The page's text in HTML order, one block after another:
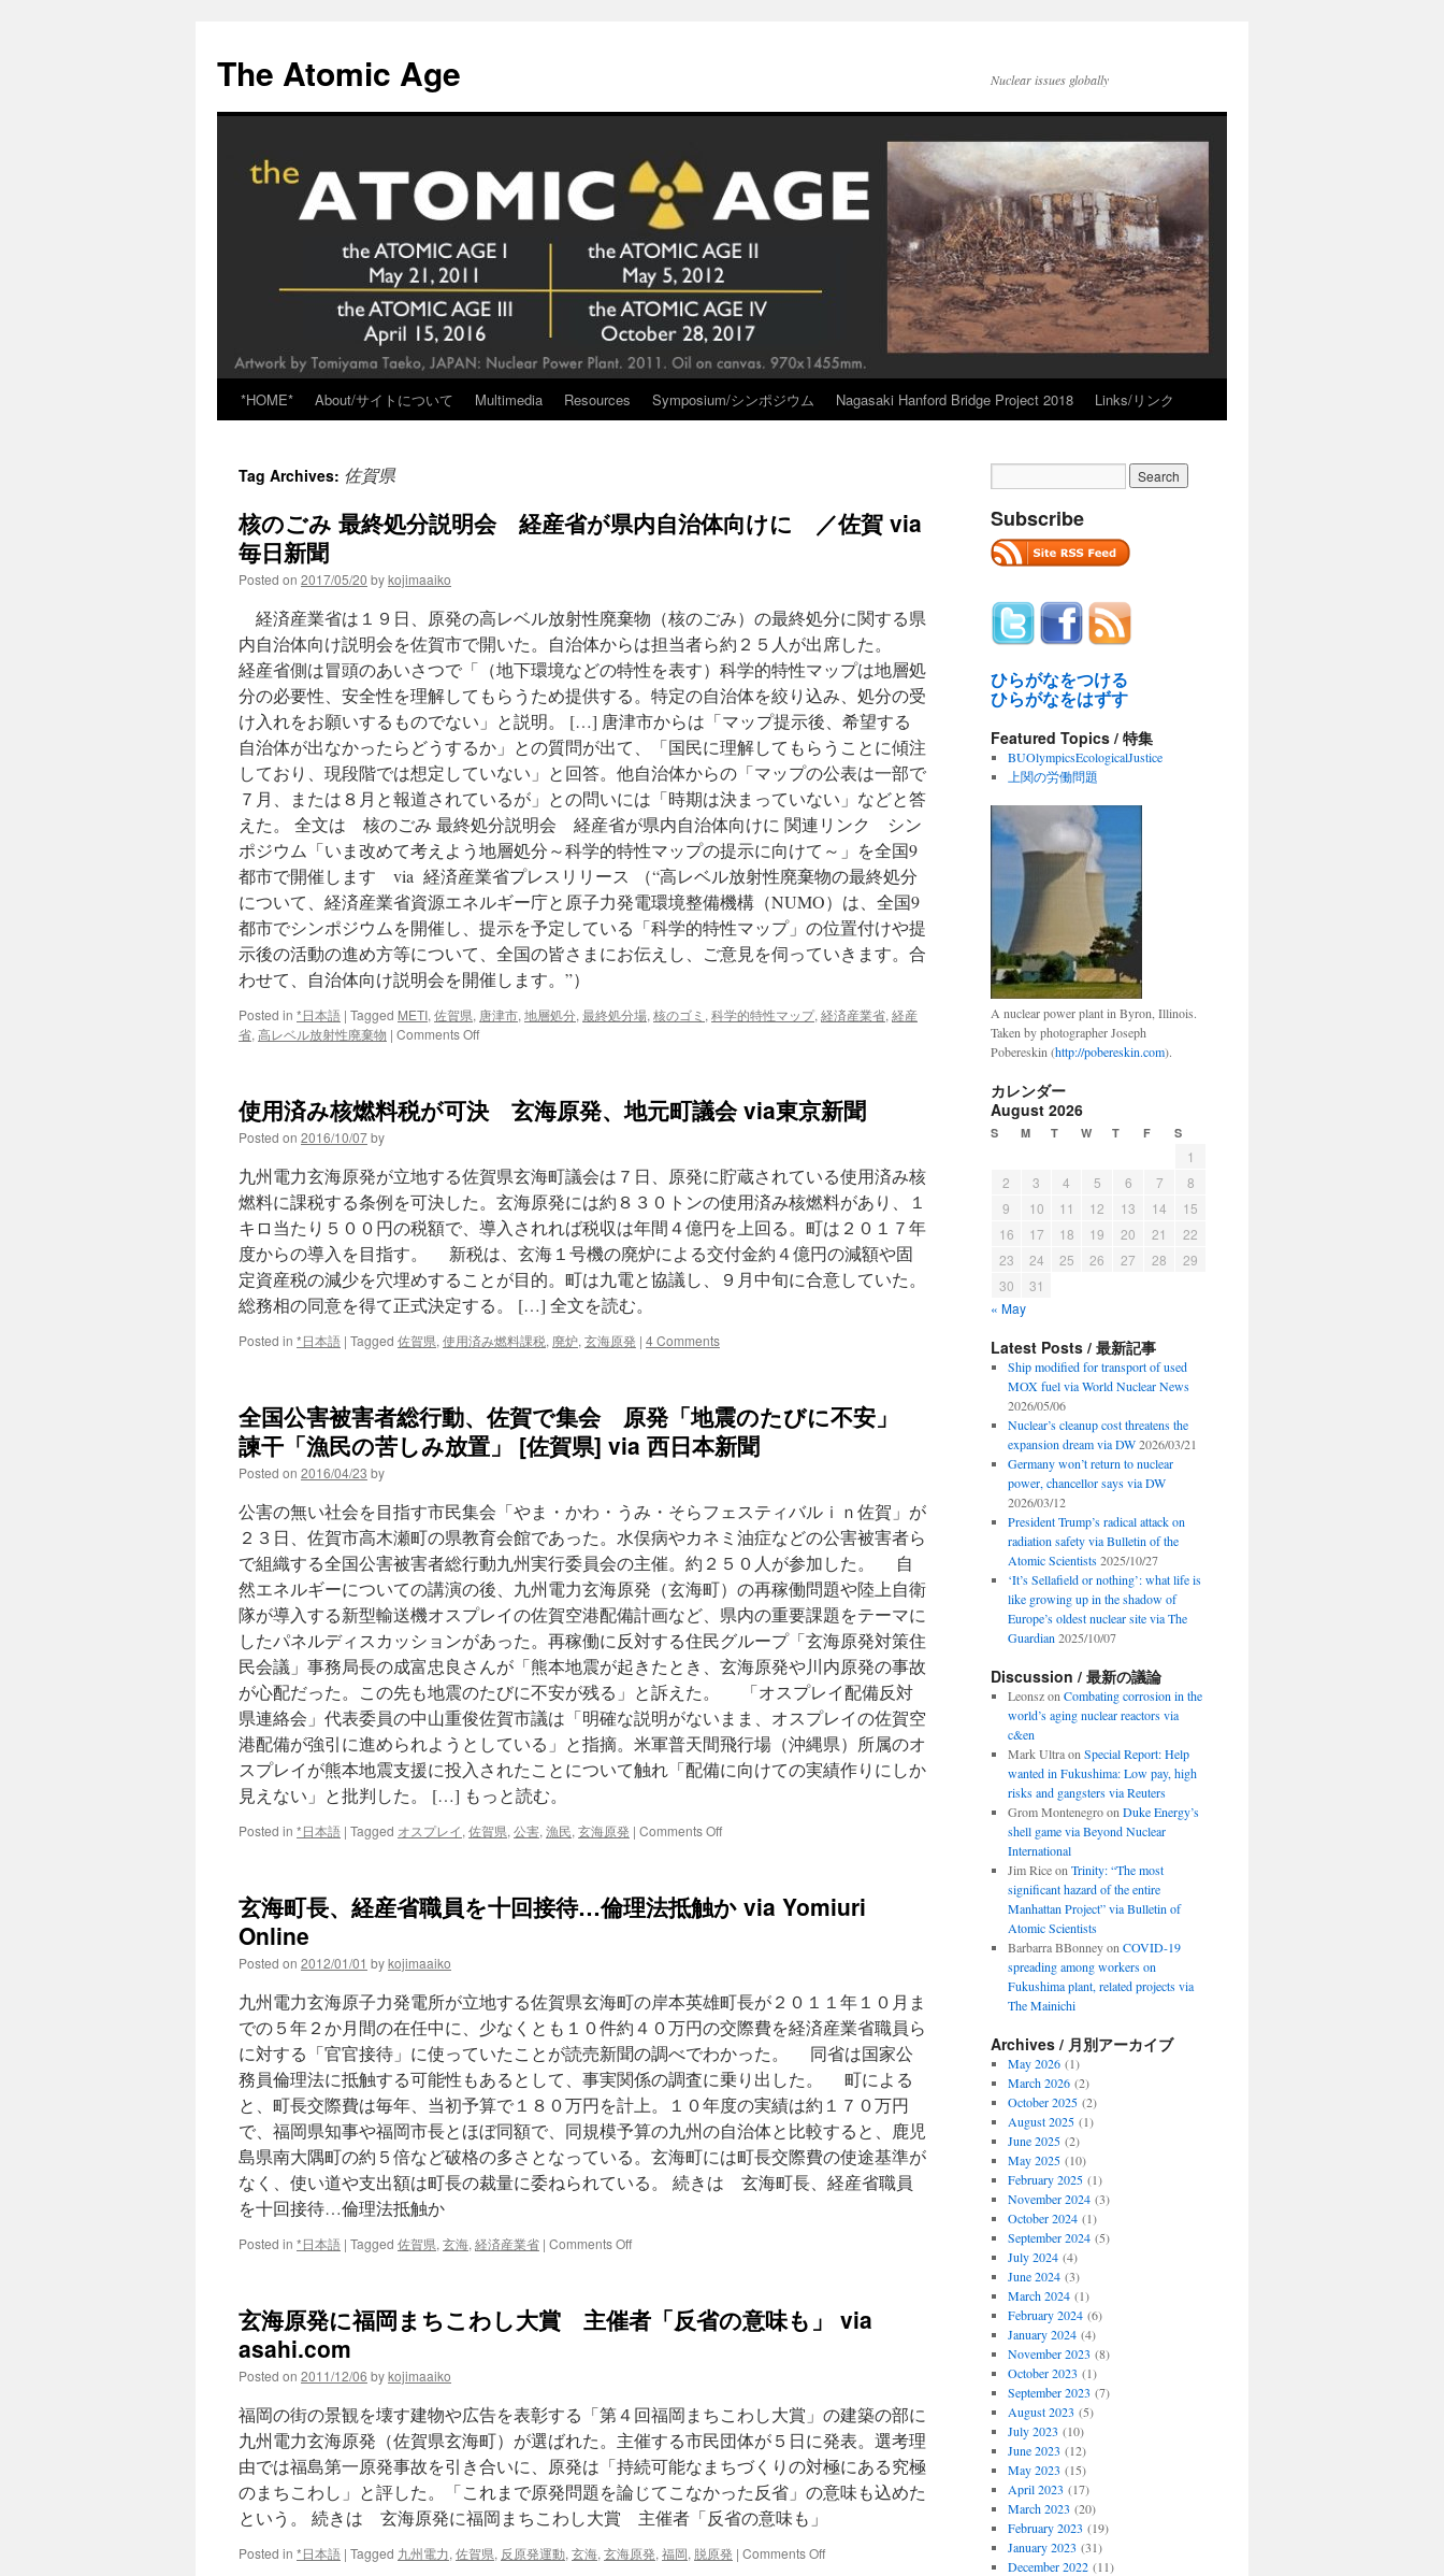
content
The Atomic Age Nuclear issues globally
*HOME* About/サイトについて Multimedia Resources Symposium/シンポジウム Nagasaki Hanford Bridge Project 2018 Links/リンク
Tag Archives: 佐賀県
核のごみ 最終処分説明会 経産省が県内自治体向けに ／佐賀 via
毎日新聞
Posted on 2017/05/20 bykojimaaiko
経済産業省は１９日、原発の高レベル放射性廃棄物（核のごみ）の最終処分に関する県
内自治体向け説明会を佐賀市で開いた。自治体からは担当者ら約２５人が出席した。
経産省側は冒頭のあいさつで「（地下環境などの特性を表す）科学的特性マップは地層処
分の必要性、安全性を理解してもらうため提供する。特定の自治体を絞り込み、処分の受
け入れをお願いするものでない」と説明。 […] 唐津市からは「マップ提示後、希望する
自治体が出なかったらどうするか」との質問が出て、「国民に理解してもらうことに傾注
しており、現段階では想定していない」と回答。他自治体からの「マップの公表は一部で
７月、または８月と報道されているが」との問いには「時期は決まっていない」などと答
えた。 全文は 核のごみ 最終処分説明会 経産省が県内自治体向けに 関連リンク シン
ポジウム「いま改めて考えよう地層処分～科学的特性マップの提示に向けて～」を全国9
都市で開催します via 経済産業省プレスリリース （“高レベル放射性廃棄物の最終処分
について、経済産業省資源エネルギー庁と原子力発電環境整備機構（NUMO）は、全国9
都市でシンポジウムを開催し、提示を予定している「科学的特性マップ」の位置付けや提
示後の活動の進め方等について、全国の皆さまにお伝えし、ご意見を伺っていきます。合
わせて、自治体向け説明会を開催します。”）
Posted in *日本語 | Tagged METI, 佐賀県, 唐津市, 地層処分, 最終処分場, 核のゴミ , 科学的特性マップ, 経済産業省, 経産
省, 高レベル放射性廃棄物 | Comments Offon
み
処
分
説
明
会
経
産
省
県
体
向
け
佐
賀
via
毎
日
新
聞
使用済み核燃料税が可決 玄海原発、地元町議会 via東京新聞
Posted on 2016/10/07by
九州電力玄海原発が立地する佐賀県玄海町議会は７日、原発に貯蔵されている使用済み核
燃料に課税する条例を可決した。玄海原発には約８３０トンの使用済み核燃料があり、１
キロ当たり５００円の税額で、導入されれば税収は年間４億円を上回る。町は２０１７年
度からの導入を目指す。 新税は、玄海１号機の廃炉による交付金約４億円の減額や固
定資産税の減少を穴埋めすることが目的。町は九電と協議し、９月中旬に合意していた。
総務相の同意を得て正式決定する。 […] 全文を読む。
Posted in *日本語 | Tagged 佐賀県, 使用済み燃料課税, 廃炉, 玄海原発 | 4 Comments
全国公害被害者総行動、佐賀で集会 原発「地震のたびに不安」
諫干「漁民の苦しみ放置」 [佐賀県] via 西日本新聞
Posted on 2016/04/23 by
公害の無い社会を目指す市民集会「やま・かわ・うみ・そらフェスティバルｉｎ佐賀」が
２３日、佐賀市高木瀬町の県教育会館であった。水俣病やカネミ油症などの公害被害者ら
で組織する全国公害被害者総行動九州実行委員会の主催。約２５０人が参加した。 自
然エネルギーについての講演の後、九州電力玄海原発（玄海町）の再稼働問題や陸上自衛
隊が導入する新型輸送機オスプレイの佐賀空港配備計画など、県内の重要課題をテーマに
したパネルディスカッションがあった。再稼働に反対する住民グループ「玄海原発対策住
民会議」事務局長の成富忠良さんが「熊本地震が起きたとき、玄海原発や川内原発の事故
が心配だった。この先も地震のたびに不安が残る」と訴えた。 「オスプレイ配備反対
県連絡会」代表委員の中山重俊佐賀市議は「明確な説明がないまま、オスプレイの佐賀空
港配備が強引に進められようとしている」と指摘。米軍普天間飛行場（沖縄県）所属のオ
スプレイが熊本地震支援に投入されたことについて触れ「配備に向けての実績作りにしか
見えない」と批判した。 […] もっと読む。
Posted in *日本語 | Tagged オスプレイ, 佐賀県, 公害, 漁民, 玄海原発 | Comments Offon
害
行
動、
佐
賀
で
集
会
原
発
「地
安」
諫
の
苦
し
み
放
置」
[佐
賀
県]
玄海町長、経産省職員を十回接待…倫理法抵触か via Yomiuri
Online
Posted on 2012/01/01 bykojimaaiko
九州電力玄海原子力発電所が立地する佐賀県玄海町の岸本英雄町長が２０１１年１０月ま
での５年２か月間の在任中に、少なくとも１０件約４０万円の交際費を経済産業省職員ら
に対する「官官接待」に使っていたことが読売新聞の調べでわかった。 同省は国家公
務員倫理法に抵触する可能性もあるとして、事実関係の調査に乗り出した。 町による
と、町長交際費は毎年、当初予算で１８０万円を計上。１０年度の実績は約１７０万円
で、福岡県知事や福岡市長とほぼ同額で、同規模予算の九州の自治体と比較すると、鹿児
島県南大隅町の約５倍など破格の多さとなっている。玄海町には町長交際費の使途基準が
なく、使い道や支出額は町長の裁量に委ねられている。 続きは 玄海町長、経産省職員
を十回接待…倫理法抵触か
Posted in *日本語 | Tagged 佐賀県, 玄海, 経済産業省 | Comments Offon
長、
員
を
十
回
接
待…
理
玄海原発に福岡まちこわし大賞 主催者「反省の意味も」 via
asahi.com
Posted on 2011/12/06 bykojimaaiko
福岡の街の景観を壊す建物や広告を表彰する「第４回福岡まちこわし大賞」の建築の部に
九州電力玄海原発（佐賀県玄海町）が選ばれた。主催する市民団体が５日に発表。選考理
由では福島第一原発事故を引き合いに、原発は「持続可能なまちづくりの対極にある究極
のまちこわし」と評した。「これまで原発問題を論じてこなかった反省」の意味も込めた
という。 続きは 玄海原発に福岡まちこわし大賞 主催者「反省の意味も」
Posted in *日本語 | Tagged 九州電力, 佐賀県, 反原発運動, 玄海, 玄海原発, 福岡, 脱原発 | Comments Offon
Subscribe
ひらがなをつける
ひらがなをはずす
Featured Topics / 特集
BUOlympicsEcologicalJustice
上関の労働問題
A nuclear power plant in Byron, Illinois.
Taken by photographer Joseph
Pobereskin (http://pobereskin.com).
カレンダー
August 2026
S M T W T F S
1
2
3 4 5 6 7
8
9
10 11 12 13 14
15
16
17 18 19 20 21
22
23
24 25 26 27 28
29
30
31
« May
Latest Posts / 最新記事
Ship modified for transport of used
MOX fuel via World Nuclear News
2026/05/06
Nuclear’s cleanup cost threatens the
expansion dream via DW 2026/03/21
Germany won’t return to nuclear
power, chancellor says via DW
2026/03/12
President Trump’s radical attack on
radiation safety via Bulletin of the
Atomic Scientists 2025/10/27
‘It’s Sellafield or nothing’: what life is
like growing up in the shadow of
Europe’s oldest nuclear site via The
Guardian 2025/10/07
Discussion / 最新の議論
Leonszon Combating corrosion in the
world’s aging nuclear reactors via
c&en
Mark Ultraon Special Report: Help
wanted in Fukushima: Low pay, high
risks and gangsters via Reuters
Grom Montenegroon Duke Energy’s
shell game via Beyond Nuclear
International
Jim Riceon Trinity: “The most
significant hazard of the entire
Manhattan Project” via Bulletin of
Atomic Scientists
Barbarra BBonneyon COVID-19
spreading among workers on
Fukushima plant, related projects via
The Mainichi
Archives / 月別アーカイブ
May 2026(1)
March 2026(2)
October 2025(2)
August 2025(1)
June 2025(2)
May 2025(10)
February 2025(1)
November 2024(3)
October 2024(1)
September 2024(5)
July 2024(4)
June 2024(3)
March 2024(1)
February 2024(6)
January 2024(4)
November 2023 (8)
October 2023 (1)
September 2023 (7)
August 2023 (5)
July 2023 (10)
June 2023 (12)
May 2023 (15)
April 2023 (17)
March 2023 (20)
February 2023 (19)
January 2023 (31)
December 2022(11)